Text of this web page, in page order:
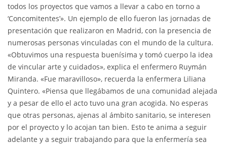
todos los proyectos que vamos a llevar a cabo en torno a
‘Concomitentes’». Un ejemplo de ello fueron las jornadas de
presentación que realizaron en Madrid, con la presencia de
numerosas personas vinculadas con el mundo de la cultura.
«Obtuvimos una respuesta buenísima y tomó cuerpo la idea
de vincular arte y cuidados», explica el enfermero Ruymán
Miranda. «Fue maravilloso», recuerda la enfermera Liliana
Quintero. «Piensa que llegábamos de una comunidad alejada
y a pesar de ello el acto tuvo una gran acogida. No esperas
que otras personas, ajenas al ámbito sanitario, se interesen
por el proyecto y lo acojan tan bien. Esto te anima a seguir
adelante y a seguir trabajando para que la enfermería sea